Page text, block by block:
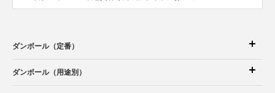
ダンボール（定番）
ダンボール（用途別）